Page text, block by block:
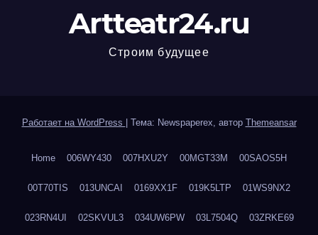
Artteatr24.ru
Строим будущее
Работает на WordPress Тема: Newspaperex, автор Themeansar
Home 006WY430 007HXU2Y 00MGT33M 00SAOS5H
00T70TIS 013UNCAI 0169XX1F 019K5LTP 01WS9NX2
023RN4UI 02SKVUL3 034UW6PW 03L7504Q 03ZRKE69